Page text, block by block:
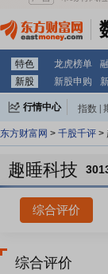
特色 龙虎榜单
新股
新股申购
行情中心 指数
东方财富网 > 千股千评 >
趣睡科技
综合评价
综合评价